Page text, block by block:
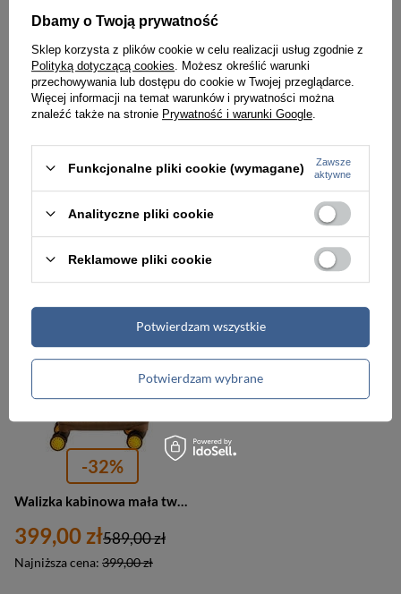
Walizka z poliestru unisex DELSEY Chatelet Air 2.0 trolley kabinowa brązowa
1 286,00 zł 2 146,00 zł
-32%
399,00 zł
Najniższa cena: 399,00 zł
589,00 zł
Dbamy o Twoją prywatność
Sklep korzysta z plików cookie w celu realizacji usług zgodnie z
Polityką dotyczącą cookies . Możesz określić warunki
przechowywania lub dostępu do cookie w Twojej przeglądarce.
Więcej informacji na temat warunków i prywatności można
znaleźć także na stronie Prywatność i warunki Google
Funkcjonalne pliki cookie (wymagane)
Zawsze
aktywne
Analityczne pliki cookie
Reklamowe pliki cookie
Potwierdzam wybrane
Potwierdzam wszystkie